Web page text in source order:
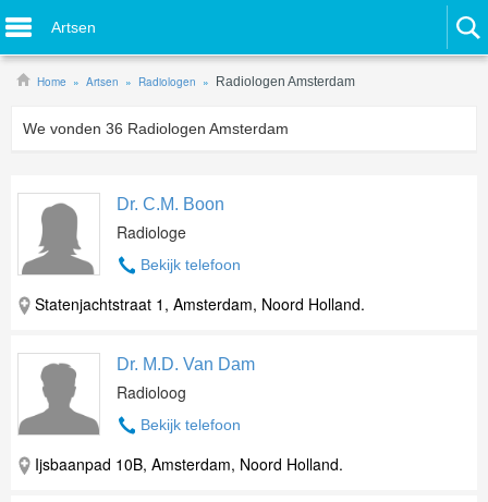
Artsen
Home Artsen Radiologen Radiologen Amsterdam
We vonden 36 Radiologen Amsterdam
Dr. C.M. Boon
Radiologe
Bekijk telefoon
Statenjachtstraat 1, Amsterdam, Noord Holland.
Dr. M.D. Van Dam
Radioloog
Bekijk telefoon
Ijsbaanpad 10B, Amsterdam, Noord Holland.